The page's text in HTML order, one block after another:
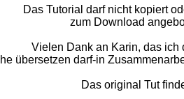
Das Tutorial darf nicht kopiert
zum Download
Vielen Dank an Karin, das ich
übersetzen darf-in
Das original Tut